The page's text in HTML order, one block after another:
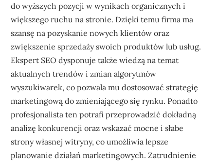
do wyższych pozycji w wynikach organicznych i
większego ruchu na stronie. Dzięki temu firma ma
szansę na pozyskanie nowych klientów oraz
zwiększenie sprzedaży swoich produktów lub usług.
Ekspert SEO dysponuje także wiedzą na temat
aktualnych trendów i zmian algorytmów
wyszukiwarek, co pozwala mu dostosować strategię
marketingową do zmieniającego się rynku. Ponadto
profesjonalista ten potrafi przeprowadzić dokładną
analizę konkurencji oraz wskazać mocne i słabe
strony własnej witryny, co umożliwia lepsze
planowanie działań marketingowych. Zatrudnienie